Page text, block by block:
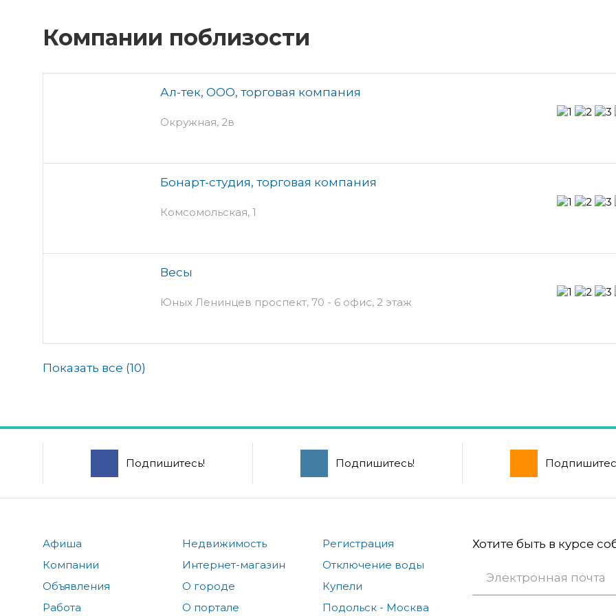
Компании поблизости
Ал-тек, ООО, торговая компания
Окружная, 2в
Бонарт-студия, торговая компания
Комсомольская, 1
Весы
Юных Ленинцев проспект, 70 - 6 офис, 2 этаж
Показать все (10)
Подпишитесь! Подпишитесь!
Афиша
Компании
Объявления
Работа
Недвижимость
Интернет-магазин
О городе
О портале
Регистрация
Отключение воды
Купели
Подольск - Москва
Хотите быть в курсе